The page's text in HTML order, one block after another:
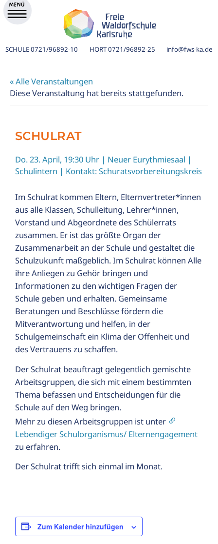
SCHULE0721/96892-10 HORT0721/96892-25 info@fws-ka.de
« Alle Veranstaltungen
Diese Veranstaltung hat bereits stattgefunden.
SCHULRAT
Do. 23. April, 19:30 Uhr| Neuer Eurythmiesaal |
Schulintern | Kontakt:Schuratsvorbereitungskreis
Im Schulrat kommen Eltern, Elternvertreter*innen
aus alle Klassen, Schulleitung, Lehrer*innen,
Vorstand und Abgeordnete des Schülerrats
zusammen. Er ist das größte Organ der
Zusammenarbeit an der Schule und gestaltet die
Schulzukunft maßgeblich. Im Schulrat können Alle
ihre Anliegen zu Gehör bringen und
Informationen zu den wichtigen Fragen der
Schule geben und erhalten. Gemeinsame
Beratungen und Beschlüsse fördern die
Mitverantwortung und helfen, in der
Schulgemeinschaft ein Klima der Offenheit und
des Vertrauens zu schaffen.
Der Schulrat beauftragt gelegentlich gemischte
Arbeitsgruppen, die sich mit einem bestimmten
Thema befassen und Entscheidungen für die
Schule auf den Weg bringen.
Mehr zu diesen Arbeitsgruppen ist unter
Lebendiger Schulorganismus/ Elternengagement
zu erfahren.
Der Schulrat trifft sich einmal im Monat.
Zum Kalender hinzufügen